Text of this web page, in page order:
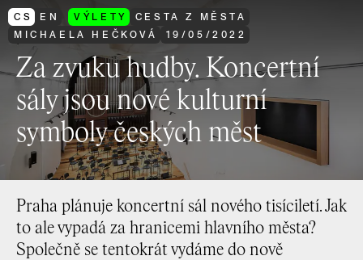
CS EN VÝLETY
CESTA Z MĚSTA
MICHAELA HEČKOVÁ
19 /05 /2022
Za zvuku hudby. Koncertní
sály jsou nové kulturní
symboly českých měst
Praha plánuje koncertní sál nového tisíciletí. Jak
to ale vypadá za hranicemi hlavního města?
Společně se tentokrát vydáme do nově